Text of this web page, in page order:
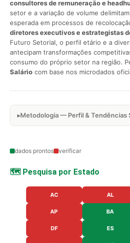
consultores de remuneração e
setor e a variação de volume
esperada em processos de
diretores executivos e estrategistas
Futuro Setorial, o perfil etário e a
antecipam transformações
consumo do próprio setor na região.
Salário com base nos microdados
Metodologia — Perfil & Tendências
dados prontos verificar
🗺️ Pesquisa por Estado
AC AL
AP BA
DF ES